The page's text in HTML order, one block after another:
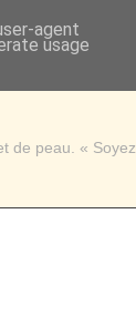
de peau. « Soyez
agent
usage